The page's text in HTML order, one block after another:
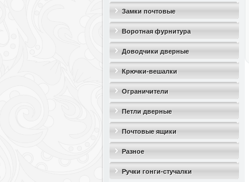
Замки почтовые
Воротная фурнитура
Доводчики дверные
Крючки-вешалки
Ограничители
дверные(стопоры)
Петли дверные
Почтовые ящики
Разное
Ручки гонги-стучалки